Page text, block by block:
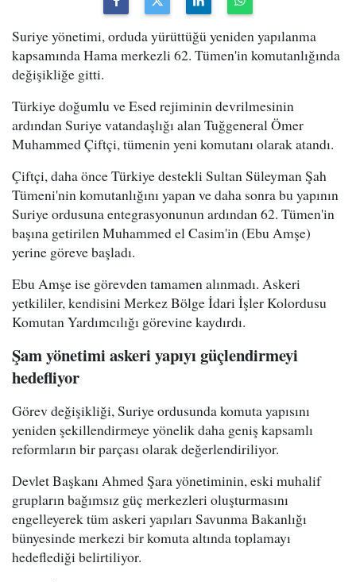
Suriye yönetimi, orduda yürüttüğü yeniden yapılanma
kapsamında Hama merkezli 62. Tümen'in komutanlığında
değişikliğe gitti.
Türkiye doğumlu ve Esed rejiminin devrilmesinin
ardından Suriye vatandaşlığı alan Tuğgeneral Ömer
Muhammed Çiftçi, tümenin yeni komutanı olarak atandı.
Çiftçi, daha önce Türkiye destekli Sultan Süleyman Şah
Tümeni'nin komutanlığını yapan ve daha sonra bu yapının
Suriye ordusuna entegrasyonunun ardından 62. Tümen'in
başına getirilen Muhammed el Casim'in (Ebu Amşe)
yerine göreve başladı.
Ebu Amşe ise görevden tamamen alınmadı. Askeri
yetkililer, kendisini Merkez Bölge İdari İşler Kolordusu
Komutan Yardımcılığı görevine kaydırdı.
Şam yönetimi askeri yapıyı güçlendirmeyi
hedefliyor
Görev değişikliği, Suriye ordusunda komuta yapısını
yeniden şekillendirmeye yönelik daha geniş kapsamlı
reformların bir parçası olarak değerlendiriliyor.
Devlet Başkanı Ahmed Şara yönetiminin, eski muhalif
grupların bağımsız güç merkezleri oluşturmasını
engelleyerek tüm askeri yapıları Savunma Bakanlığı
bünyesinde merkezi bir komuta altında toplamayı
hedeflediği belirtiliyor.